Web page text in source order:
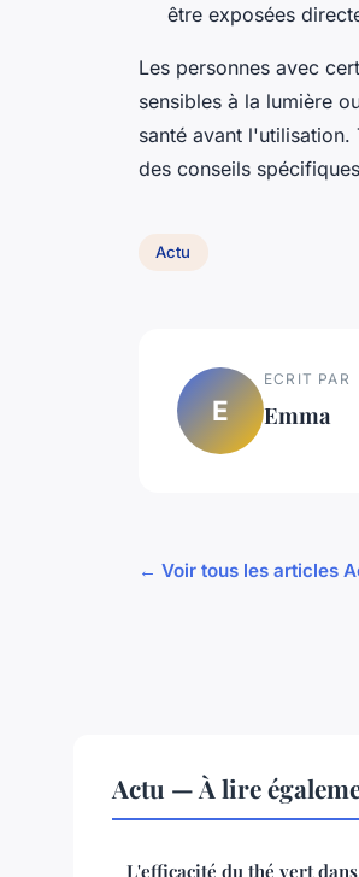
être exposées
Les personnes avec
sensibles à la lumière
santé avant l'utilisation.
des conseils
Actu
E
ECRIT PAR
Emma
← Voir tous les articles
Actu — À lire
L'efficacité du thé vert